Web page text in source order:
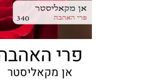
פרי
אן מקאליסטר